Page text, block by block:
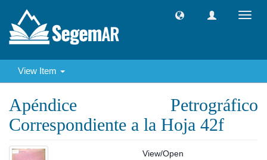
View Item
Apéndice Petrográfico
Correspondiente a la Hoja 42f
View/Open